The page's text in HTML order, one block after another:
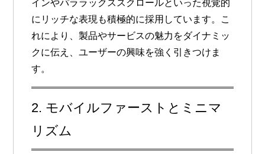
インやパララックススクロールといった視覚的
にリッチな表現も積極的に採用しています。こ
れにより、製品やサービスの魅力をダイナミッ
クに伝え、ユーザーの興味を強く引きつけま
す。
2. モバイルファーストとミニマ
リズム